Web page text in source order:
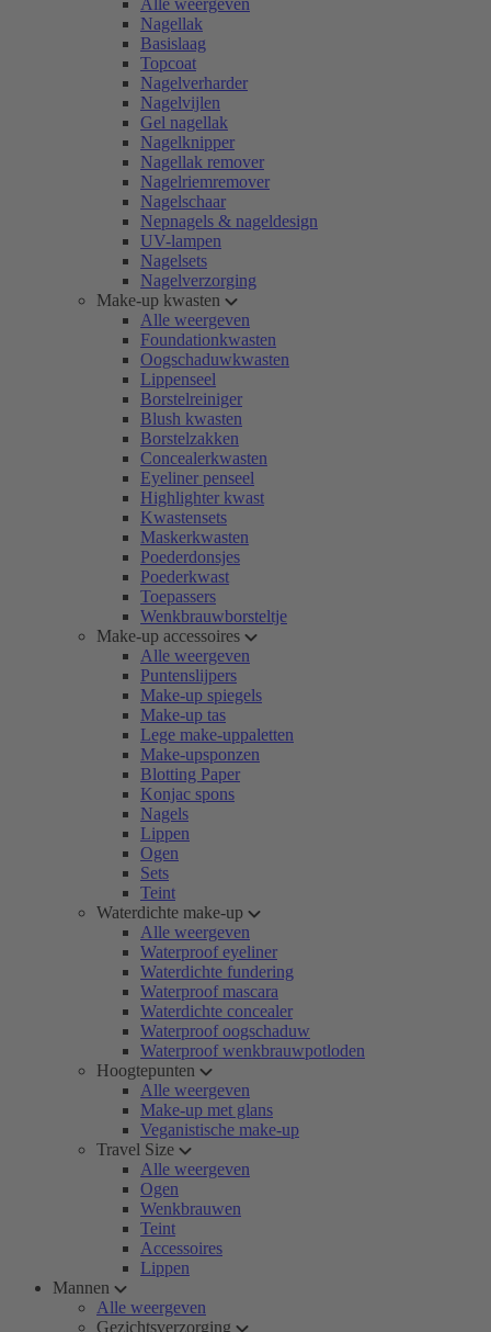
Alle weergeven
Nagellak
Basislaag
Topcoat
Nagelverharder
Nagelvijlen
Gel nagellak
Nagelknipper
Nagellak remover
Nagelriemremover
Nagelschaar
Nepnagels & nageldesign
UV-lampen
Nagelsets
Nagelverzorging
Make-up kwasten
Alle weergeven
Foundationkwasten
Oogschaduwkwasten
Lippenseel
Borstelreiniger
Blush kwasten
Borstelzakken
Concealerkwasten
Eyeliner penseel
Highlighter kwast
Kwastensets
Maskerkwasten
Poederdonsjes
Poederkwast
Toepassers
Wenkbrauwborsteltje
Make-up accessoires
Alle weergeven
Puntenslijpers
Make-up spiegels
Make-up tas
Lege make-uppaletten
Make-upsponzen
Blotting Paper
Konjac spons
Nagels
Lippen
Ogen
Sets
Teint
Waterdichte make-up
Alle weergeven
Waterproof eyeliner
Waterdichte fundering
Waterproof mascara
Waterdichte concealer
Waterproof oogschaduw
Waterproof wenkbrauwpotloden
Hoogtepunten
Alle weergeven
Make-up met glans
Veganistische make-up
Travel Size
Alle weergeven
Ogen
Wenkbrauwen
Teint
Accessoires
Lippen
Mannen
Alle weergeven
Gezichtsverzorging